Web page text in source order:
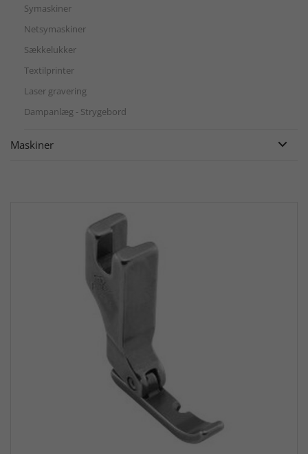
Symaskiner
Netsymaskiner
Sækkelukker
Textilprinter
Laser gravering
Dampanlæg - Strygebord
Maskiner 